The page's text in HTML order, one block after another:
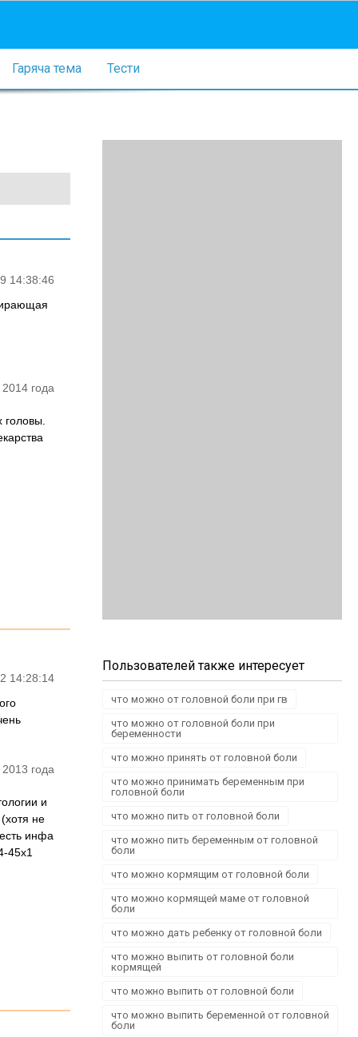
Гаряча тема Тести
14:38:46
года
14:28:14
года
и
не
инфа
45x1
Пользователей также интересует
что можно от головной боли при гв
что можно от головной боли при
беременности
что можно принять от головной боли
что можно принимать беременным при
головной боли
что можно пить от головной боли
что можно пить беременным от головной
боли
что можно кормящим от головной боли
что можно кормящей маме от головной
боли
что можно дать ребенку от головной боли
что можно выпить от головной боли
кормящей
что можно выпить от головной боли
что можно выпить беременной от головной
боли